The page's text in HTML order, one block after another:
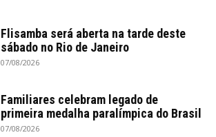
Flisamba será aberta na tarde deste
sábado no Rio de Janeiro
07/08/2026
Familiares celebram legado de
primeira medalha paralímpica do Brasil
07/08/2026